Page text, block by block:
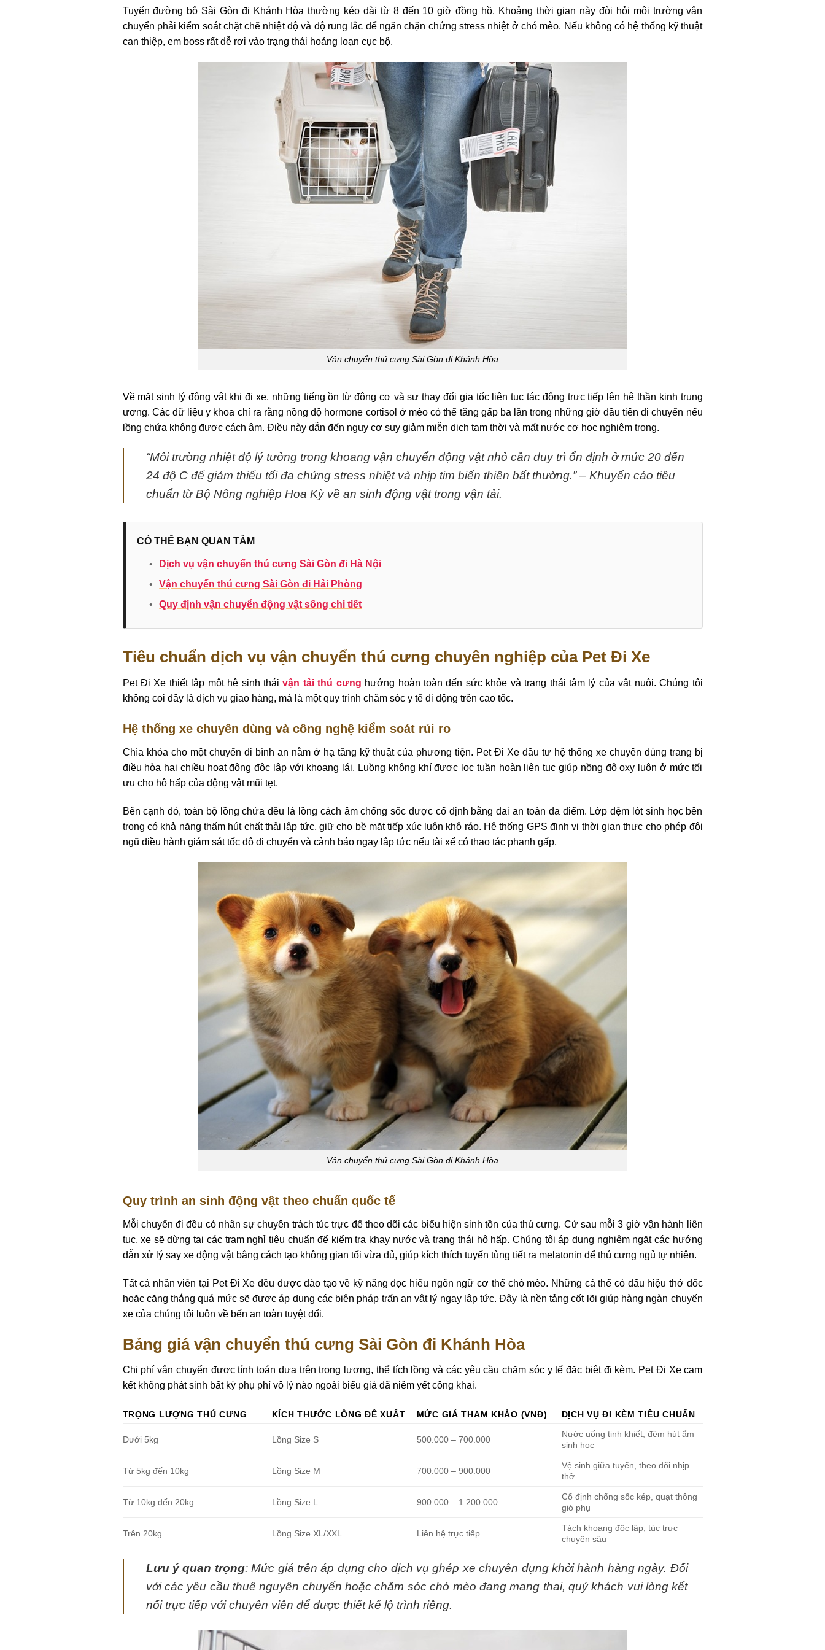
Tuyến đường bộ Sài Gòn đi Khánh Hòa thường kéo dài từ 8 đến 10 giờ đồng hồ. Khoảng thời gian này đòi hỏi môi trường vận
chuyển phải kiểm soát chặt chẽ nhiệt độ và độ rung lắc để ngăn chặn chứng stress nhiệt ở chó mèo. Nếu không có hệ thống kỹ thuật
can thiệp, em boss rất dễ rơi vào trạng thái hoảng loạn cục bộ.
Vận chuyển thú cưng Sài Gòn đi Khánh Hòa
Về mặt sinh lý động vật khi đi xe, những tiếng ồn từ động cơ và sự thay đổi gia tốc liên tục tác động trực tiếp lên hệ thần kinh trung
ương. Các dữ liệu y khoa chỉ ra rằng nồng độ hormone cortisol ở mèo có thể tăng gấp ba lần trong những giờ đầu tiên di chuyển nếu
lồng chứa không được cách âm. Điều này dẫn đến nguy cơ suy giảm miễn dịch tạm thời và mất nước cơ học nghiêm trọng.
“Môi trường nhiệt độ lý tưởng trong khoang vận chuyển động vật nhỏ cần duy trì ổn định ở mức 20 đến
24 độ C để giảm thiểu tối đa chứng stress nhiệt và nhịp tim biến thiên bất thường.” – Khuyến cáo tiêu
chuẩn từ Bộ Nông nghiệp Hoa Kỳ về an sinh động vật trong vận tải.
CÓ THỂ BẠN QUAN TÂM
•
Dịch vụ vận chuyển thú cưng Sài Gòn đi Hà Nội
•
Vận chuyển thú cưng Sài Gòn đi Hải Phòng
•
Quy định vận chuyển động vật sống chi tiết
Tiêu chuẩn dịch vụ vận chuyển thú cưng chuyên nghiệp của Pet Đi Xe
Pet Đi Xe thiết lập một hệ sinh tháivận tải thú cưng hướng hoàn toàn đến sức khỏe và trạng thái tâm lý của vật nuôi. Chúng tôi
không coi đây là dịch vụ giao hàng, mà là một quy trình chăm sóc y tế di động trên cao tốc.
Hệ thống xe chuyên dùng và công nghệ kiểm soát rủi ro
Chìa khóa cho một chuyến đi bình an nằm ở hạ tầng kỹ thuật của phương tiện. Pet Đi Xe đầu tư hệ thống xe chuyên dùng trang bị
điều hòa hai chiều hoạt động độc lập với khoang lái. Luồng không khí được lọc tuần hoàn liên tục giúp nồng độ oxy luôn ở mức tối
ưu cho hô hấp của động vật mũi tẹt.
Bên cạnh đó, toàn bộ lồng chứa đều là lồng cách âm chống sốc được cố định bằng đai an toàn đa điểm. Lớp đệm lót sinh học bên
trong có khả năng thấm hút chất thải lập tức, giữ cho bề mặt tiếp xúc luôn khô ráo. Hệ thống GPS định vị thời gian thực cho phép đội
ngũ điều hành giám sát tốc độ di chuyển và cảnh báo ngay lập tức nếu tài xế có thao tác phanh gấp.
Vận chuyển thú cưng Sài Gòn đi Khánh Hòa
Quy trình an sinh động vật theo chuẩn quốc tế
Mỗi chuyến đi đều có nhân sự chuyên trách túc trực để theo dõi các biểu hiện sinh tồn của thú cưng. Cứ sau mỗi 3 giờ vận hành liên
tục, xe sẽ dừng tại các trạm nghỉ tiêu chuẩn để kiểm tra khay nước và trạng thái hô hấp. Chúng tôi áp dụng nghiêm ngặt các hướng
dẫn xử lý say xe động vật bằng cách tạo không gian tối vừa đủ, giúp kích thích tuyến tùng tiết ra melatonin để thú cưng ngủ tự nhiên.
Tất cả nhân viên tại Pet Đi Xe đều được đào tạo về kỹ năng đọc hiểu ngôn ngữ cơ thể chó mèo. Những cá thể có dấu hiệu thở dốc
hoặc căng thẳng quá mức sẽ được áp dụng các biện pháp trấn an vật lý ngay lập tức. Đây là nền tảng cốt lõi giúp hàng ngàn chuyến
xe của chúng tôi luôn về bến an toàn tuyệt đối.
Bảng giá vận chuyển thú cưng Sài Gòn đi Khánh Hòa
Chi phí vận chuyển được tính toán dựa trên trọng lượng, thể tích lồng và các yêu cầu chăm sóc y tế đặc biệt đi kèm. Pet Đi Xe cam
kết không phát sinh bất kỳ phụ phí vô lý nào ngoài biểu giá đã niêm yết công khai.
TRỌNG LƯỢNG THÚ CƯNG KÍCH THƯỚC LỒNG ĐỀ XUẤT MỨC GIÁ THAM KHẢO (VNĐ) DỊCH VỤ ĐI KÈM TIÊU CHUẨN
Dưới 5kg Lồng Size S 500.000 – 700.000
Nước uống tinh khiết, đệm hút ẩm
sinh học
Từ 5kg đến 10kg Lồng Size M 700.000 – 900.000
Vệ sinh giữa tuyến, theo dõi nhịp
thở
Từ 10kg đến 20kg Lồng Size L 900.000 – 1.200.000
Cố định chống sốc kép, quạt thông
gió phụ
Trên 20kg Lồng Size XL/XXL Liên hệ trực tiếp
Tách khoang độc lập, túc trực
chuyên sâu
Lưu ý quan trọng: Mức giá trên áp dụng cho dịch vụ ghép xe chuyên dụng khởi hành hàng ngày. Đối
với các yêu cầu thuê nguyên chuyến hoặc chăm sóc chó mèo đang mang thai, quý khách vui lòng kết
nối trực tiếp với chuyên viên để được thiết kế lộ trình riêng.